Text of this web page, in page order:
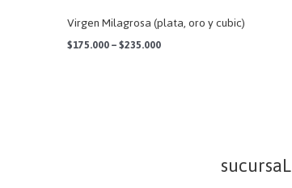
Virgen Milagrosa (plata, oro y cubic)
$175.000–$235.000
sucursaL